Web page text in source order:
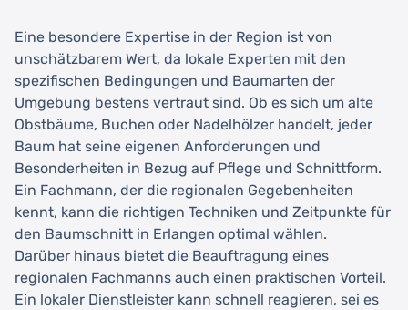
Eine besondere Expertise in der Region ist von
unschätzbarem Wert, da lokale Experten mit den
spezifischen Bedingungen und Baumarten der
Umgebung bestens vertraut sind. Ob es sich um alte
Obstbäume, Buchen oder Nadelhölzer handelt, jeder
Baum hat seine eigenen Anforderungen und
Besonderheiten in Bezug auf Pflege und Schnittform.
Ein Fachmann, der die regionalen Gegebenheiten
kennt, kann die richtigen Techniken und Zeitpunkte für
den Baumschnitt in Erlangen optimal wählen.
Darüber hinaus bietet die Beauftragung eines
regionalen Fachmanns auch einen praktischen Vorteil.
Ein lokaler Dienstleister kann schnell reagieren, sei es